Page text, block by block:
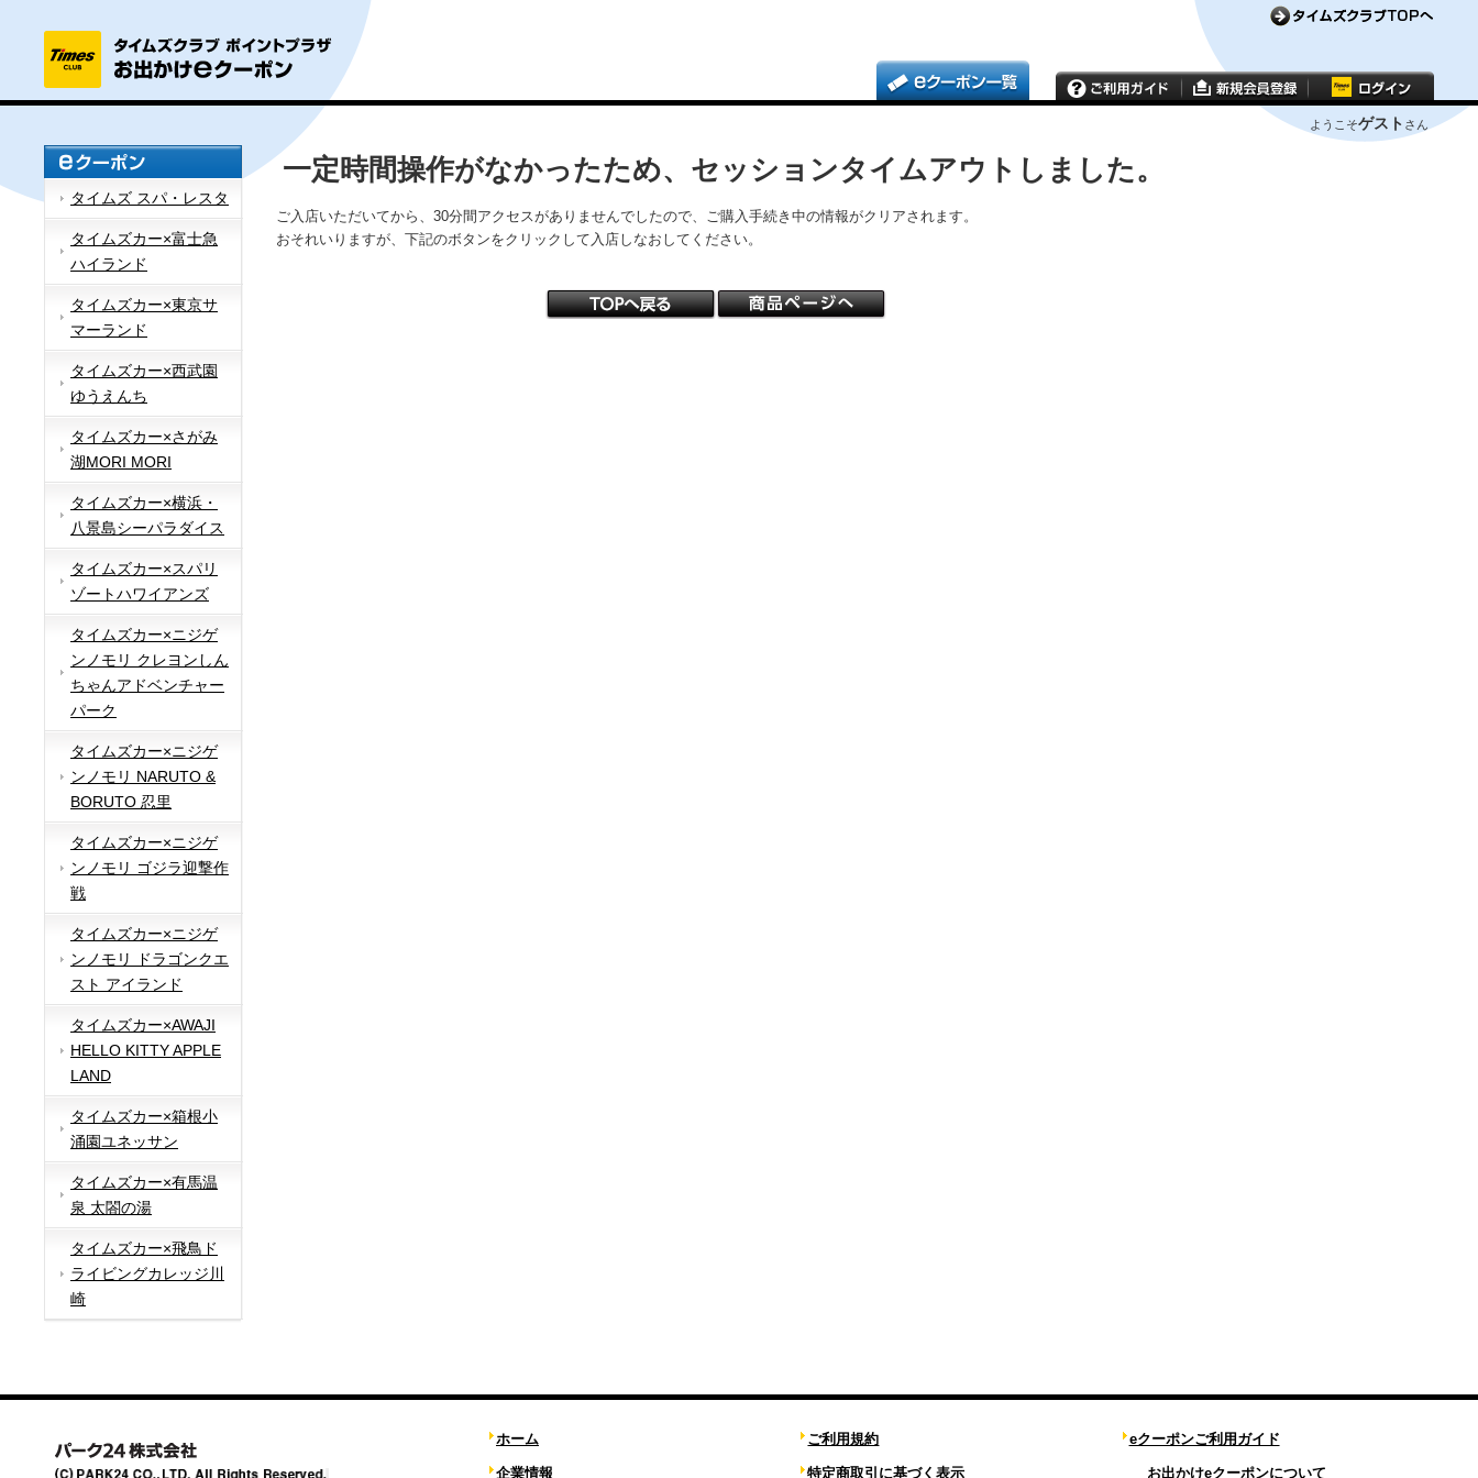
ようこそゲスト さん
タイムズ スパ・レスタ
タイムズカー×富士急
ハイランド
タイムズカー×東京サ
マーランド
タイムズカー×西武園
ゆうえんち
タイムズカー×さがみ
湖MORI MORI
タイムズカー×横浜・
八景島シーパラダイス
タイムズカー×スパリ
ゾートハワイアンズ
タイムズカー×ニジゲ
ンノモリ クレヨンしん
ちゃんアドベンチャー
パーク
タイムズカー×ニジゲ
ンノモリ NARUTO &
BORUTO 忍里
タイムズカー×ニジゲ
ンノモリ ゴジラ迎撃作
戦
タイムズカー×ニジゲ
ンノモリ ドラゴンクエ
スト アイランド
タイムズカー×AWAJI
HELLO KITTY APPLE
LAND
タイムズカー×箱根小
涌園ユネッサン
タイムズカー×有馬温
泉 太閤の湯
タイムズカー×飛鳥ド
ライビングカレッジ川
崎
一定時間操作がなかったため、セッションタイムアウトしました。
ご入店いただいてから、30分間アクセスがありませんでしたので、ご購入手続き中の情報がクリアされます。
おそれいりますが、下記のボタンをクリックして入店しなおしてください。
ホーム
企業情報
ご利用規約
特定商取引に基づく表示
eクーポンご利用ガイド
お出かけeクーポンについて